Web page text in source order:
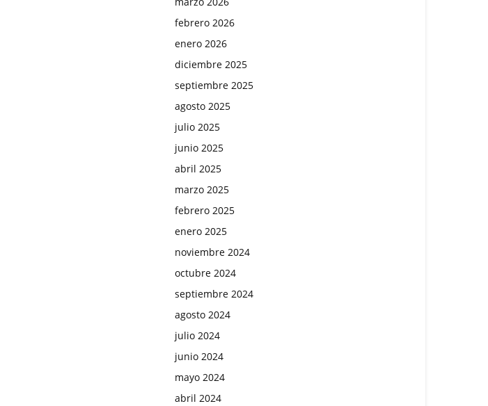
febrero 2026
enero 2026
diciembre 2025
septiembre 2025
agosto 2025
julio 2025
junio 2025
abril 2025
marzo 2025
febrero 2025
enero 2025
noviembre 2024
octubre 2024
septiembre 2024
agosto 2024
julio 2024
junio 2024
mayo 2024
abril 2024